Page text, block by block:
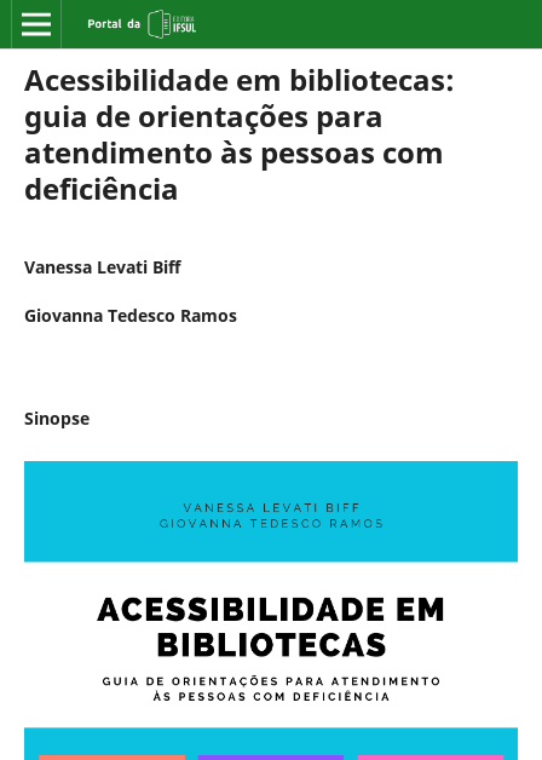
Acessibilidade em bibliotecas:
guia de orientações para
atendimento às pessoas com
deficiência
Vanessa Levati Biff
Giovanna Tedesco Ramos
Sinopse